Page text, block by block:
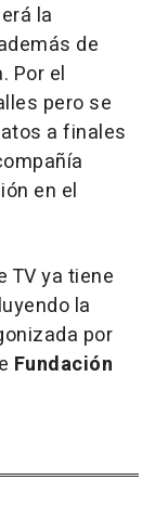
la
de
Por el
pero se
a finales
en el
TV ya tiene
la
por
Fundación